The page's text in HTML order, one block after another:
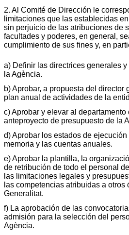
2. Al Comité de Dirección le
limitaciones que las establecidas
sin perjuicio de las atribuciones de
facultades y poderes, en general,
cumplimiento de sus fines y, en
a) Definir las directrices generales
la Agència.
b) Aprobar, a propuesta del director
plan anual de actividades de la
c) Aprobar y elevar al departamento
anteproyecto de presupuesto de la
d) Aprobar los estados de
memoria y las cuentas anuales.
e) Aprobar la plantilla, la
de retribución de todo el personal
las limitaciones legales y
las competencias atribuidas a otros
Generalitat.
f) La aprobación de las
admisión para la selección del
Agència.